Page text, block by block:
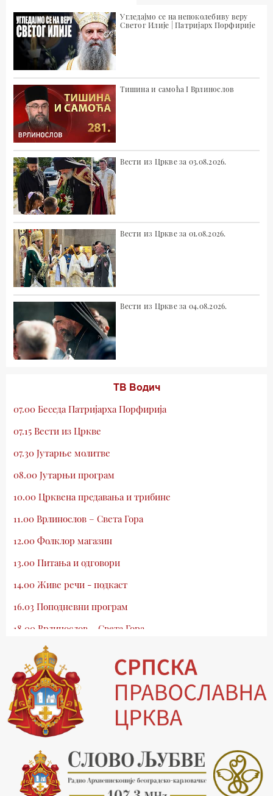
Угледајмо се на непоколебиву веру
Светог Илије | Патријарх Порфирије
Тишина и самоћа I Врлинослов
Вести из Цркве за 03.08.2026.
Вести из Цркве за 01.08.2026.
Вести из Цркве за 04.08.2026.
ТВ Водич
07.00 Беседа Патријарха Порфирија
07.15 Вести из Цркве
07.30 Јутарње молитве
08.00 Јутарњи програм
10.00 Црквена предавања и трибине
11.00 Врлинослов – Света Гора
12.00 Фолклор магазин
13.00 Питања и одговори
14.00 Живе речи - подкаст
16.03 Поподневни програм
18.00 Врлинослов – Света Гора
19.03 Атлас памћења
19.30 Вечерње молитве
20.00 Вести из Цркве
20.15 Реч архијереја
20.30 Млади у Цркви
21.03 Гугл пита
22.03 Црквена предавања и трибине